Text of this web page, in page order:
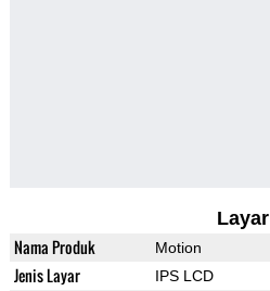
Layar
Nama Produk Motion
Jenis Layar IPS LCD